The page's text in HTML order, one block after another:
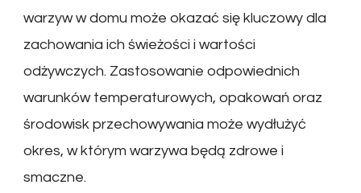
warzyw w domu może okazać się kluczowy dla
zachowania ich świeżości i wartości
odżywczych. Zastosowanie odpowiednich
warunków temperaturowych, opakowań oraz
środowisk przechowywania może wydłużyć
okres, w którym warzywa będą zdrowe i
smaczne.